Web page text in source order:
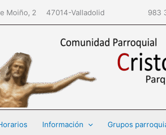
Moiño, 2 47014-Valladolid 983
Información Grupos